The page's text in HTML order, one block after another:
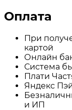
Оплата
При
картой
Онлайн
Система
Плати
Яндекс
и ИП